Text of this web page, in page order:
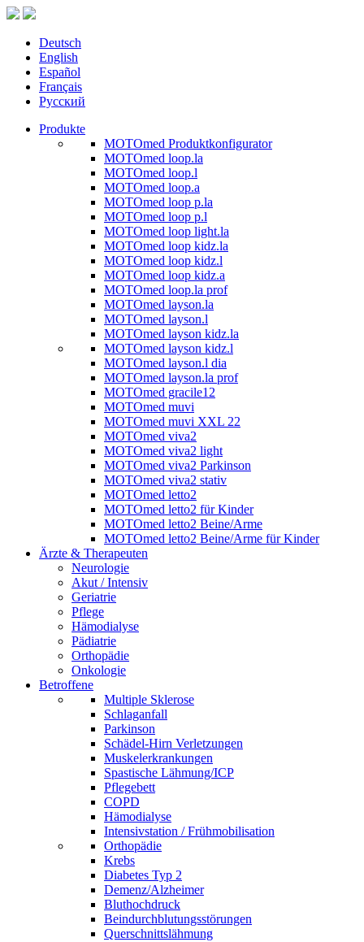
Deutsch
English
Español
Français
Русский
Produkte
MOTOmed Produktkonfigurator
MOTOmed loop.la
MOTOmed loop.l
MOTOmed loop.a
MOTOmed loop p.la
MOTOmed loop p.l
MOTOmed loop light.la
MOTOmed loop kidz.la
MOTOmed loop kidz.l
MOTOmed loop kidz.a
MOTOmed loop.la prof
MOTOmed layson.la
MOTOmed layson.l
MOTOmed layson kidz.la
MOTOmed layson kidz.l
MOTOmed layson.l dia
MOTOmed layson.la prof
MOTOmed gracile12
MOTOmed muvi
MOTOmed muvi XXL 22
MOTOmed viva2
MOTOmed viva2 light
MOTOmed viva2 Parkinson
MOTOmed viva2 stativ
MOTOmed letto2
MOTOmed letto2 für Kinder
MOTOmed letto2 Beine/Arme
MOTOmed letto2 Beine/Arme für Kinder
Ärzte & Therapeuten
Neurologie
Akut / Intensiv
Geriatrie
Pflege
Hämodialyse
Pädiatrie
Orthopädie
Onkologie
Betroffene
Multiple Sklerose
Schlaganfall
Parkinson
Schädel-Hirn Verletzungen
Muskelerkrankungen
Spastische Lähmung/ICP
Pflegebett
COPD
Hämodialyse
Intensivstation / Frühmobilisation
Orthopädie
Krebs
Diabetes Typ 2
Demenz/Alzheimer
Bluthochdruck
Beindurchblutungsstörungen
Querschnittslähmung